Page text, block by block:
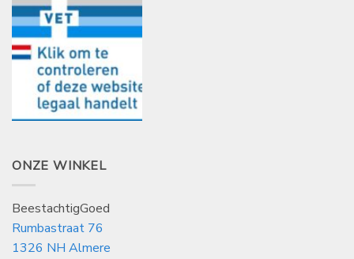
ONZE WINKEL
BeestachtigGoed
Rumbastraat 76
1326 NH Almere